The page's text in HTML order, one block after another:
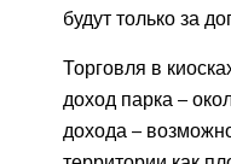
будут только за
Торговля в
доход парка –
дохода –